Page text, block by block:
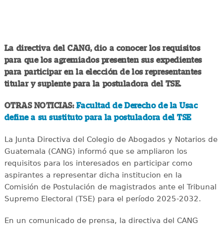
La directiva del CANG, dio a conocer los requisitos
para que los agremiados presenten sus expedientes
para participar en la elección de los representantes
titular y suplente para la postuladora del TSE.
OTRAS NOTICIAS: Facultad de Derecho de la Usac
define a su sustituto para la postuladora del TSE
La Junta Directiva del Colegio de Abogados y Notarios de
Guatemala (CANG) informó que se ampliaron los
requisitos para los interesados en participar como
aspirantes a representar dicha institucion en la
Comisión de Postulación de magistrados ante el Tribunal
Supremo Electoral (TSE) para el período 2025-2032.
En un comunicado de prensa, la directiva del CANG